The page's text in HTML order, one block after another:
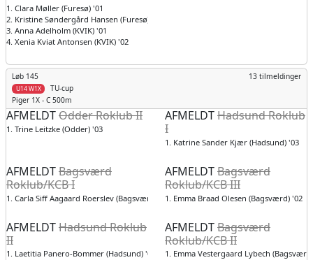
1. Clara Møller (Furesø) '01
2. Kristine Søndergård Hansen (Furesø) '02
3. Anna Adelholm (KVIK) '01
4. Xenia Kviat Antonsen (KVIK) '02
Løb 145
TU-cup
13 tilmeldinger
U14 W1X
Piger 1X - C 500m
AFMELDTOdder Roklub II
1. Trine Leitzke (Odder) '03
AFMELDTHadsund Roklub
I
1. Katrine Sander Kjær (Hadsund) '03
AFMELDTBagsværd
Roklub/KCB I
1. Carla Siff Aagaard Roerslev (Bagsværd) '02
AFMELDTBagsværd
Roklub/KCB III
1. Emma Braad Olesen (Bagsværd) '02
AFMELDTHadsund Roklub
II
1. Laetitia Panero-Bommer (Hadsund) '03
AFMELDTBagsværd
Roklub/KCB II
1. Emma Vestergaard Lybech